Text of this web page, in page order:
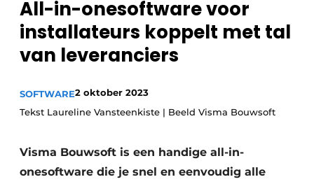
Vacature aanmelden
Vacatures
Video’s
Sanitair
Brandbeveiliging
Ventilatie
Warmtepompen
All-in-onesoftware voor
installateurs koppelt met tal
van leveranciers
SOFTWARE2 oktober 2023
Tekst Laureline Vansteenkiste | Beeld Visma Bouwsoft
Visma Bouwsoft is een handige all-in-
onesoftware die je snel en eenvoudig alle